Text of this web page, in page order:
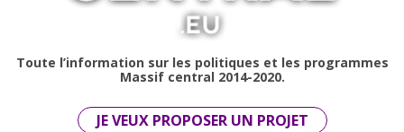
Toute l’information sur les politiques et les programmes
Massif central 2014-2020.
JE VEUX PROPOSER UN PROJET